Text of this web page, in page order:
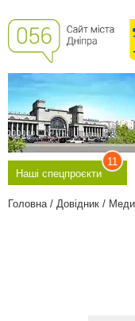
Наші спецпроєкти
11
Головна Довідник